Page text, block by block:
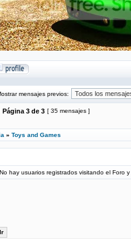
mensajes previos:
Página 3 de 3 [ 35 mensajes ]
» Toys and Games
hay usuarios registrados visitando el Foro